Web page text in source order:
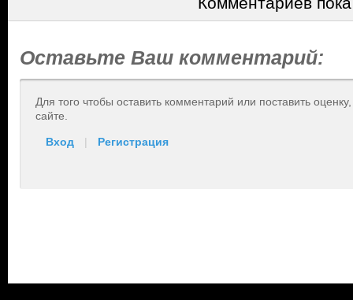
Оставьте Ваш комментарий:
Для того чтобы оставить комментарий или поставить
сайте.
Вход | Регистрация